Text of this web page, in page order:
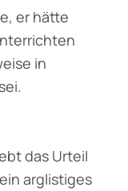
er hätte
in
das Urteil
arglistiges